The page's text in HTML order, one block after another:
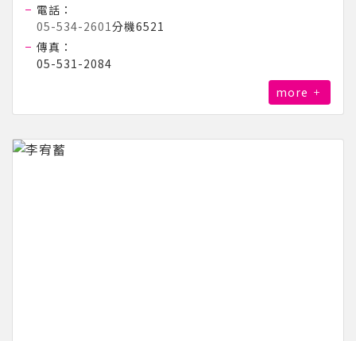
電話：
05-534-2601 分機6521
傳真：
05-531-2084
more